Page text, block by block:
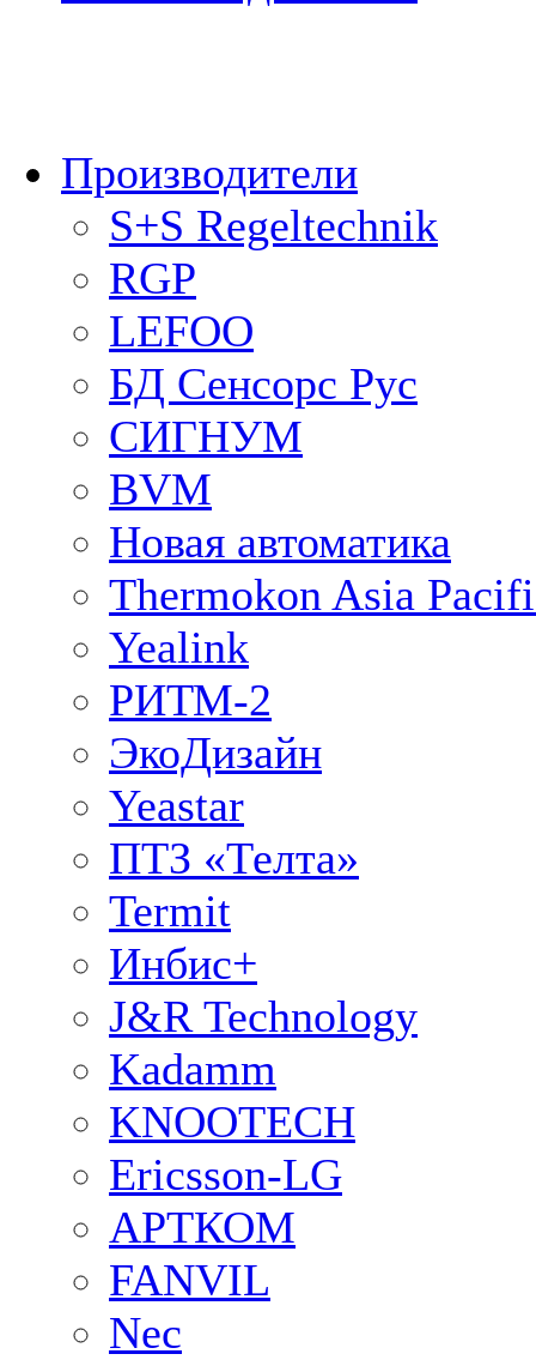
Производители
S+S Regeltechnik
RGP
LEFOO
БД Сенсорс Рус
СИГНУМ
BVM
Новая автоматика
Thermokon Asia
Yealink
РИТМ-2
ЭкоДизайн
Yeastar
ПТЗ «Телта»
Termit
Инбис+
J&R Technology
Kadamm
KNOOTECH
Ericsson-LG
АРТКОМ
FANVIL
Nec